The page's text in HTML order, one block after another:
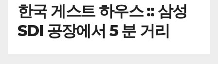
한국 게스트 하우스 :: 삼성
SDI 공장에서 5 분 거리